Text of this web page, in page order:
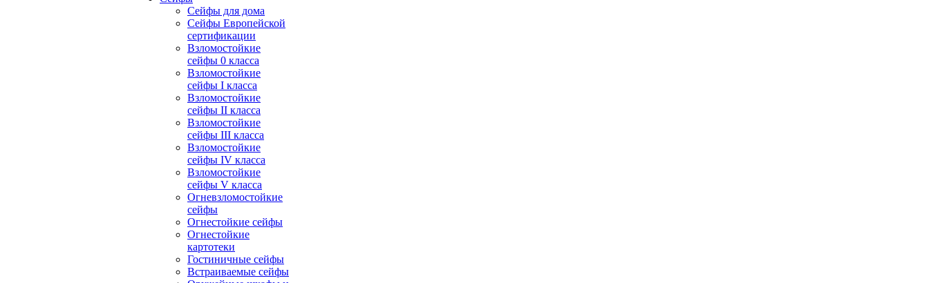
Сейфы для дома
Сейфы Европейской
сертификации
Взломостойкие
сейфы 0 класса
Взломостойкие
сейфы I класса
Взломостойкие
сейфы II класса
Взломостойкие
сейфы III класса
Взломостойкие
сейфы IV класса
Взломостойкие
сейфы V класса
Огневзломостойкие
сейфы
Огнестойкие сейфы
Огнестойкие
картотеки
Гостиничные сейфы
Встраиваемые сейфы